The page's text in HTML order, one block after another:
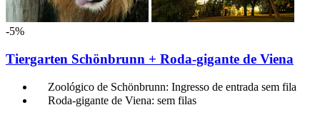
-5%
Tiergarten Schönbrunn + Roda-gigante de Viena
Zoológico de Schönbrunn: Ingresso de entrada sem fila
Roda-gigante de Viena: sem filas